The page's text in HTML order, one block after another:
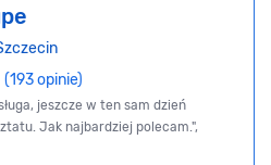
(193 opinie)
jeszcze w ten sam dzień
Jak najbardziej polecam.",